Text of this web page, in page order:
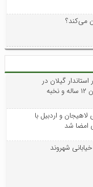
می‌کند؟
گیلان در
مراسم سومین روز درگذشت نوجوان ۱۲ ساله و نخبه
و اردبیل با
امضا شد
شهروند